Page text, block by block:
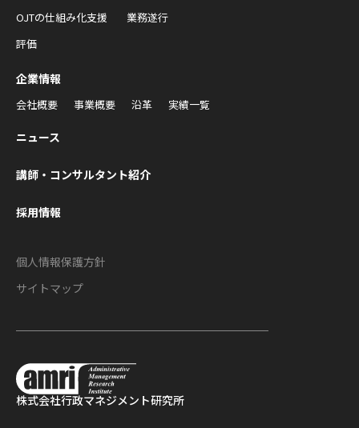
OJTの仕組み化支援
業務遂行
評価
企業情報
会社概要 事業概要 沿革 実績一覧
ニュース
講師・コンサルタント紹介
採用情報
個人情報保護方針
サイトマップ
株式会社行政マネジメント研究所